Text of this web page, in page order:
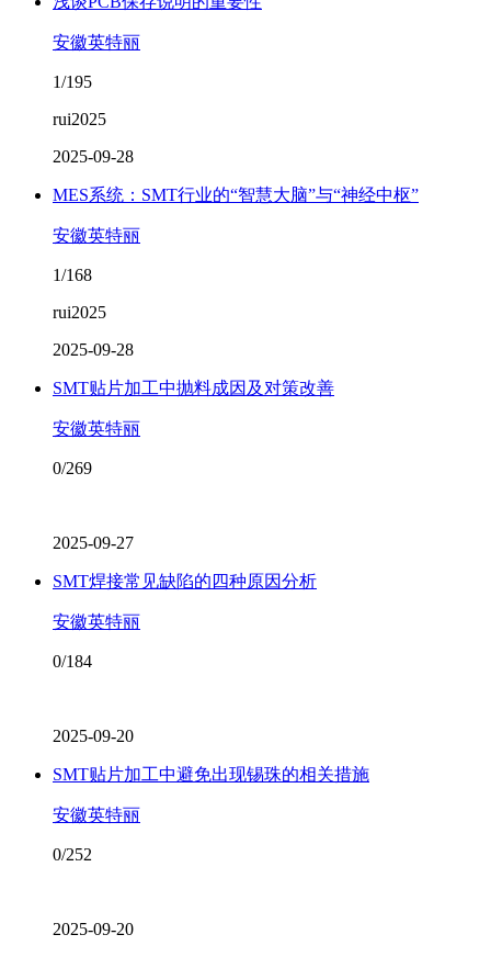
安徽英特丽
1/195
rui2025
2025-09-28
MES系统：SMT行业的“智慧大脑”与“神经中枢”
安徽英特丽
1/168
rui2025
2025-09-28
SMT贴片加工中抛料成因及对策改善
安徽英特丽
0/269
2025-09-27
SMT焊接常见缺陷的四种原因分析
安徽英特丽
0/184
2025-09-20
SMT贴片加工中避免出现锡珠的相关措施
安徽英特丽
0/252
2025-09-20